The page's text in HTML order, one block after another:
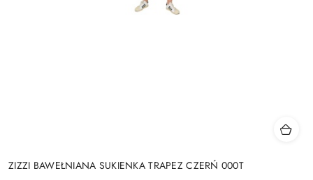
ZIZZI BAWEŁNIANA SUKIENKA TRAPEZ CZERŃ 000T